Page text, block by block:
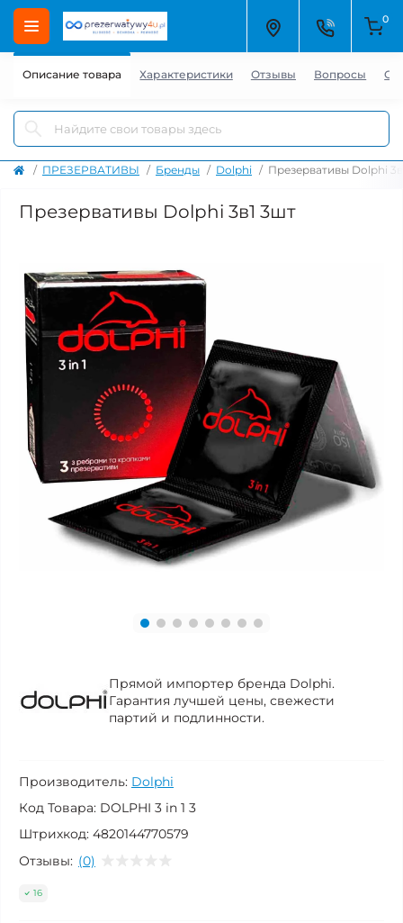
0
ПРЕЗЕРВАТИВЫ Бренды Dolphi Презервативы Dolphi
Презервативы Dolphi 3в1 3шт
Прямой импортер бренда Dolphi.
Гарантия лучшей цены, свежести
партий и подлинности.
Производитель: Dolphi
Код Товара: DOLPHI 3 in 1 3
Штрихкод: 4820144770579
Отзывы: (0)
16
Описание товара Характеристики Отзывы Вопросы